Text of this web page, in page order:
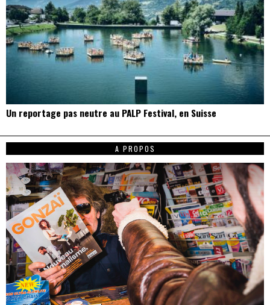
Un reportage pas neutre au PALP Festival, en Suisse
A PROPOS